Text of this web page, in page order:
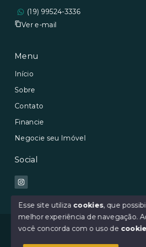
(19) 99524-3336
Ver e-mail
Menu
Início
Sobre
Contato
Financie
Negocie seu Imóvel
Social
© Copyright 2026 - Avilar Imóveis -
Esse site utiliza cookies, que
melhor experiência de navegação.
você concorda com o uso de